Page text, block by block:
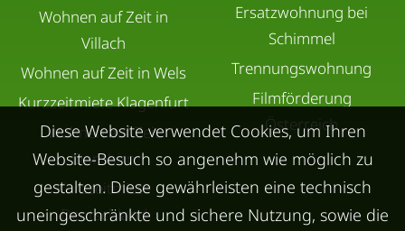
Wohnen auf Zeit in
Villach
Wohnen auf Zeit in Wels
Kurzzeitmiete Klagenfurt
Wohnen auf Zeit
Dornbirn
Kurzzeitmiete
Deutschland
Ersatzwohnung bei
Schimmel
Trennungswohnung
Filmförderung
Österreich
Diese Website verwendet Cookies, um Ihren
Website-Besuch so angenehm wie möglich zu
gestalten. Diese gewährleisten eine technisch
uneingeschränkte und sichere Nutzung, sowie die